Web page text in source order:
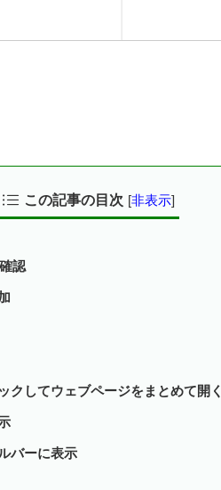
この記事の目次 [非表示]
認
クしてウェブページをまとめて開く
バーに表示